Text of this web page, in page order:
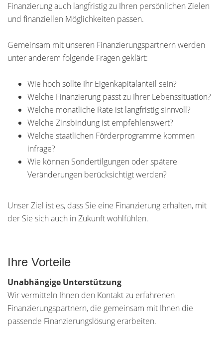
Finanzierung auch langfristig zu Ihren persönlichen Zielen
und finanziellen Möglichkeiten passen.
Gemeinsam mit unseren Finanzierungspartnern werden
unter anderem folgende Fragen geklärt:
Wie hoch sollte Ihr Eigenkapitalanteil sein?
Welche Finanzierung passt zu Ihrer Lebenssituation?
Welche monatliche Rate ist langfristig sinnvoll?
Welche Zinsbindung ist empfehlenswert?
Welche staatlichen Förderprogramme kommen
infrage?
Wie können Sondertilgungen oder spätere
Veränderungen berücksichtigt werden?
Unser Ziel ist es, dass Sie eine Finanzierung erhalten, mit
der Sie sich auch in Zukunft wohlfühlen.
Ihre Vorteile
Unabhängige Unterstützung
Wir vermitteln Ihnen den Kontakt zu erfahrenen
Finanzierungspartnern, die gemeinsam mit Ihnen die
passende Finanzierungslösung erarbeiten.